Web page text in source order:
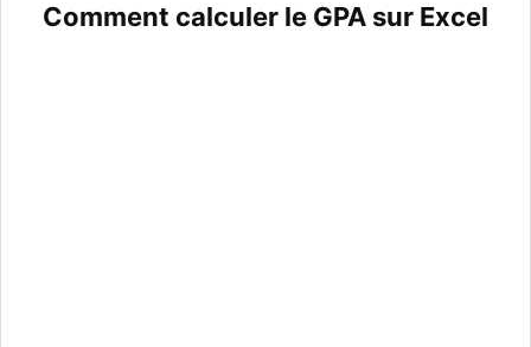
Comment calculer le GPA sur Excel